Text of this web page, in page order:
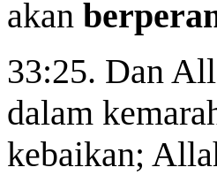
akan
33:25. Dan
dalam
kebaikan;